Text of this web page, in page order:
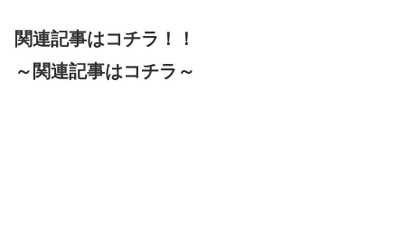
関連記事はコチラ！！
～関連記事はコチラ～